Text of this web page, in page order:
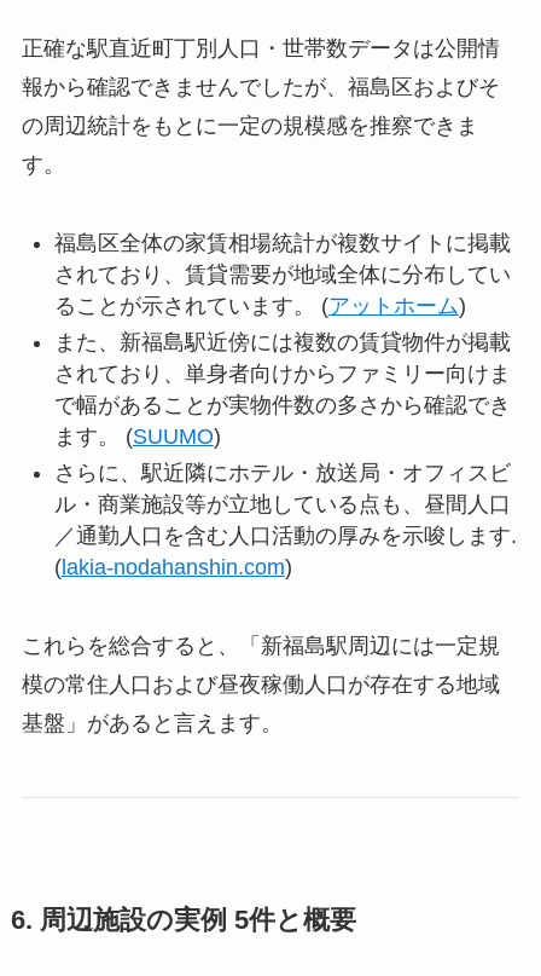
正確な駅直近町丁別人口・世帯数データは公開情
報から確認できませんでしたが、福島区およびそ
の周辺統計をもとに一定の規模感を推察できま
す。
福島区全体の家賃相場統計が複数サイトに掲載
されており、賃貸需要が地域全体に分布してい
ることが示されています。 (アットホーム)
また、新福島駅近傍には複数の賃貸物件が掲載
されており、単身者向けからファミリー向けま
で幅があることが実物件数の多さから確認でき
ます。 (SUUMO)
さらに、駅近隣にホテル・放送局・オフィスビ
ル・商業施設等が立地している点も、昼間人口
／通勤人口を含む人口活動の厚みを示唆します.
(lakia-nodahanshin.com)
これらを総合すると、「新福島駅周辺には一定規
模の常住人口および昼夜稼働人口が存在する地域
基盤」があると言えます。
6. 周辺施設の実例 5件と概要